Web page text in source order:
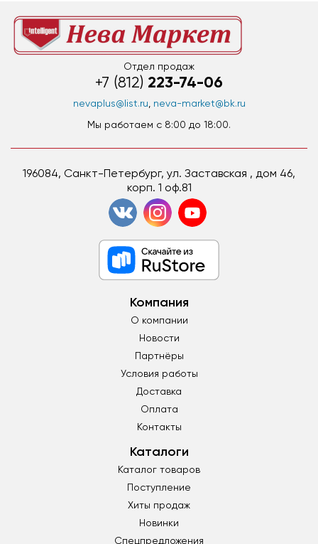
Отдел продаж
+7 (812) 223-74-06
nevaplus@list.ru neva-market@bk.ru
Мы работаем c 8:00 до 18:00.
196084, Санкт-Петербург, ул. Заставская , дом 46,
корп. 1 оф.81
Компания
О компании
Новости
Партнёры
Условия работы
Доставка
Оплата
Контакты
Каталоги
Каталог товаров
Поступление
Хиты продаж
Новинки
Спецпредложения